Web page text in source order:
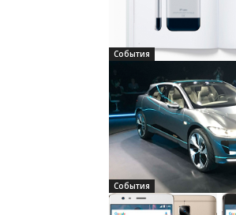
События
События